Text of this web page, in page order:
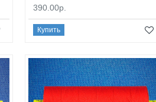
390.00р.
Купить